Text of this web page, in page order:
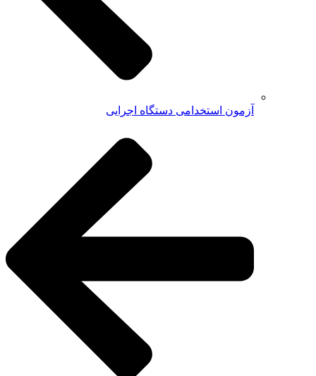
آزمون استخدامی دستگاه اجرایی